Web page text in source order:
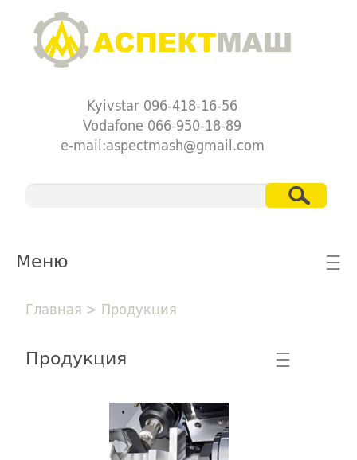
Kyivstar 096-418-16-56
Vodafone 066-950-18-89
e-mail:aspectmash@gmail.com
Меню ☰
Главная > Продукция
Продукция ☰